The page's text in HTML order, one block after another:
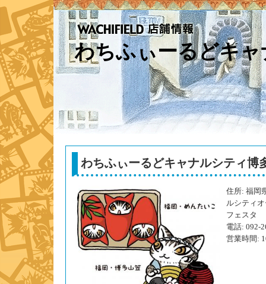
わちふぃーるどキ
わちふぃーるどキャナルシティ博
住所: 福岡
ルシティ
フェスタ
電話: 092-
営業時間: